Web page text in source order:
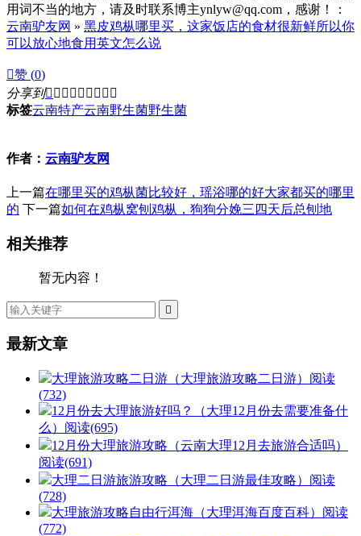
用词不当的地方，请及时联系博主ynlyw@qq.com，感谢！：
云南驴友网 » 黑皮鸡枞哪里买，这家饭店的食材很新鲜所以你
可以放心地食用英文怎么说
赞 (0)
分享到        
标签云南特产云南野生菌野生菌
作者： 云南驴友网
上一篇在哪里买的鸡枞菌比较好，瑶浴哪的好大家都买的哪里
的 下一篇如何在鸡枞窝刨鸡枞，狗狗分娩三四天后总刨地
相关推荐
暂无内容！

最新文章
大理旅游攻略二日游（大理旅游攻略二日游） 阅读
(732)
12月份去大理旅游好吗？（大理12月份去需要准备什
么） 阅读(695)
12月份大理旅游攻略（云南大理12月去旅游合适吗）
阅读(691)
大理二日游旅游攻略（大理二日游最佳攻略） 阅读
(728)
大理旅游攻略自由行洱海（大理洱海百度百科） 阅读
(772)